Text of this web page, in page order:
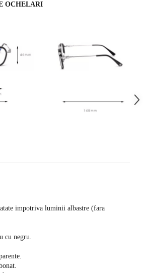
OCHELARI
impotriva luminii albastre (fara
cu negru.